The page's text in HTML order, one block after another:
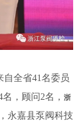
全省41名委员
，顾问2名， 浙
，永嘉县泵阀科技